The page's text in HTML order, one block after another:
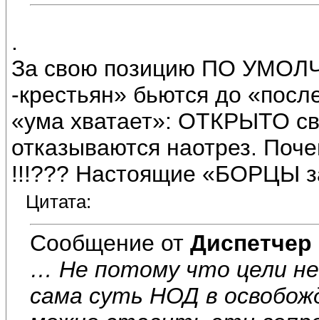
.
За свою позицию ПО
-крестьян» бьются до
«ума хватает»: ОТКРЫТО
отказываются наотрез.
!!!??? Настоящие «БОРЦЫ
Цитата:
Сообщение от Диспетчер
… Не потому что цели
сама суть НОД в